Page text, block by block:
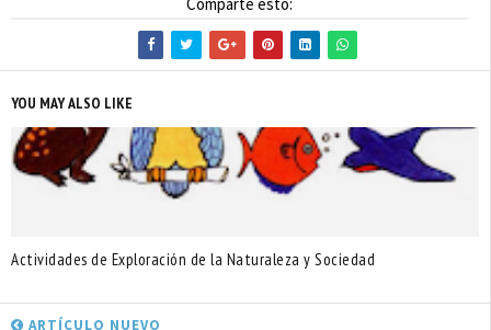
YOU MAY ALSO LIKE
Actividades de Exploración de la Naturaleza y Sociedad
ARTÍCULO NUEVO